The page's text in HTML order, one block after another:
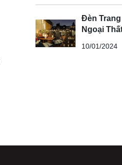
Đèn Trang
Ngoại
Thất Trang
10/01/2024